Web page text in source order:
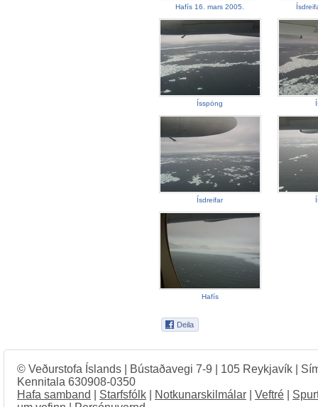
Hafís 16. mars 2005.
Ísspöng
Ísdreifar
Hafís
© Veðurstofa Íslands | Bústaðavegi 7-9 | 105 Reykjavík |
Kennitala 630908-0350
Hafa samband
Starfsfólk Notkunarskilmálar Veftré